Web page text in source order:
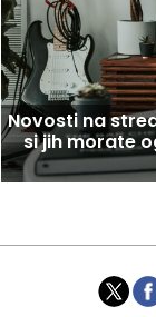
Novosti na
si jih morate